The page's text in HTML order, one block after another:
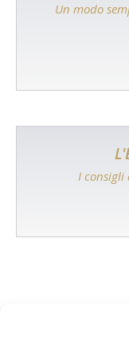
Un modo
I consigli